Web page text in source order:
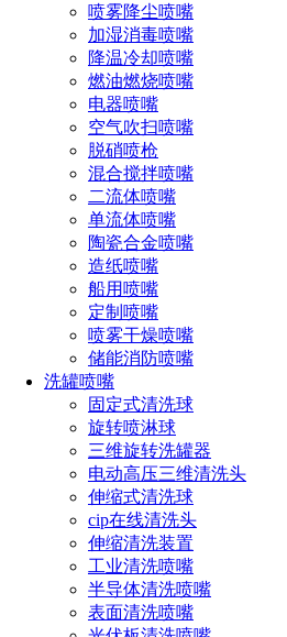
喷雾降尘喷嘴
加湿消毒喷嘴
降温冷却喷嘴
燃油燃烧喷嘴
电器喷嘴
空气吹扫喷嘴
脱硝喷枪
混合搅拌喷嘴
二流体喷嘴
单流体喷嘴
陶瓷合金喷嘴
造纸喷嘴
船用喷嘴
定制喷嘴
喷雾干燥喷嘴
储能消防喷嘴
洗罐喷嘴
固定式清洗球
旋转喷淋球
三维旋转洗罐器
电动高压三维清洗头
伸缩式清洗球
cip在线清洗头
伸缩清洗装置
工业清洗喷嘴
半导体清洗喷嘴
表面清洗喷嘴
由于硬质合金具有高强度、高
高温和膨胀系数小等优点，被誉为“
工具、刀具、钴具和耐磨零部件。
空、机械加工、冶金、石油钻井、
等领域，硬质合金还可用来制作凿
具、测量量具、耐磨零件、金属磨
喷嘴、五金模具（如拉丝模具、螺
种紧固件模具，硬质合金的优良性
具）。伴随下游产业的发展，硬质
且未来高新技术武器装备制造、尖
源的快速发展，已成为最优良的工
硬质合金的历史：上世纪初，
突出的切削能力，是由于在金属基
粒，其主要成分为碳化钨。后来，
了由纯碳化钨组成的切削工具。但
能用于工业目的。1923年，卡尔·
题。他将碳化钨粉与质量分数达
合，再把压制品在1500℃左右的温
孔隙度、高硬度和高强度的产品。
界上人工制成的一种硬质合金。用
材时，刀刃会很快磨损，甚至刃口
科夫在原有成分中加进了一定量的
物，改善了刀具切削钢材的性能。
一成就。经过几十年的发展，硬质
工业体系。目前，它已成为现代工
少的工具材料和结构材料。